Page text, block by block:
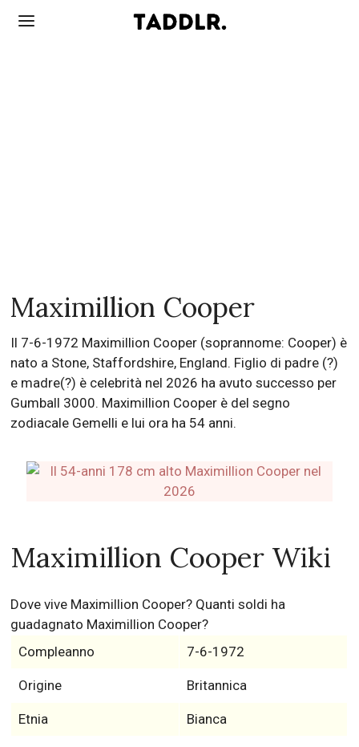
Maximillion Cooper
Il 7-6-1972 Maximillion Cooper (soprannome: Cooper) è
nato a Stone, Staffordshire, England. Figlio di padre (?)
e madre(?) è celebrità nel 2026 ha avuto successo per
Gumball 3000. Maximillion Cooper è del segno
zodiacale Gemelli e lui ora ha 54 anni.
Maximillion Cooper Wiki
Dove vive Maximillion Cooper? Quanti soldi ha
guadagnato Maximillion Cooper?
Compleanno
7-6-1972
Origine Britannica
Etnia Bianca